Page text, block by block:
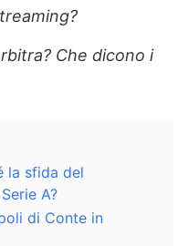
Che dicono i
la sfida del
A?
di Conte in